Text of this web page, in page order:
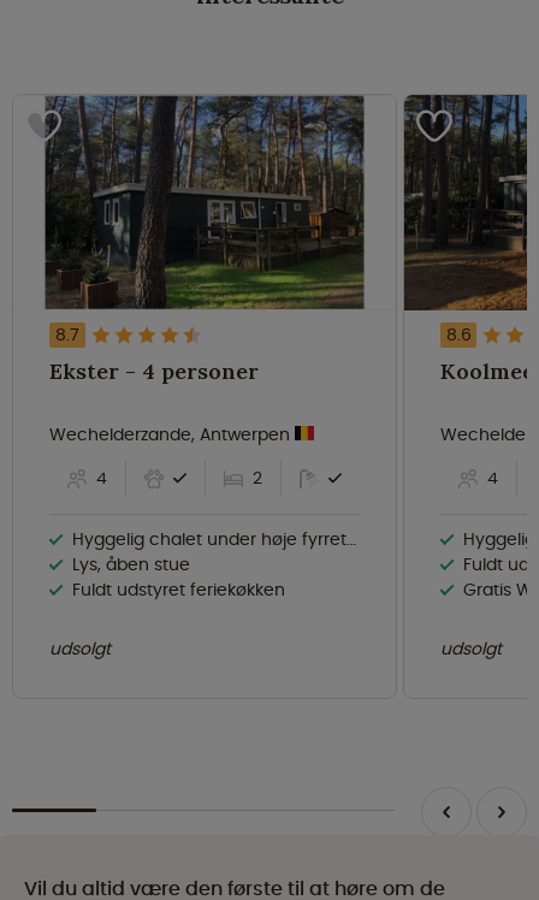
8.7
Ekster - 4 personer
Wechelderzande, Antwerpen
4
2
Hyggelig chalet under høje fyrretræer
Lys, åben stue
Fuldt udstyret feriekøkken
udsolgt
8.6
4
Fuldt
Gratis
udsolgt
Vil du altid være den første til at høre om de